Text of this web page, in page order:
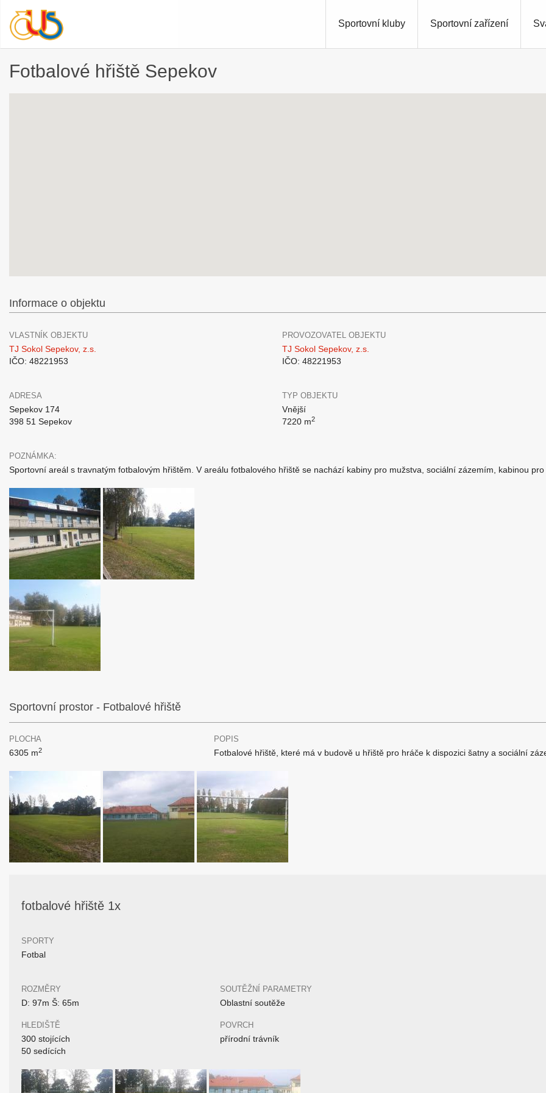
Sportovní kluby Sportovní zařízení
Fotbalové hřiště Sepekov
Informace o objektu
VLASTNÍK OBJEKTU
TJ Sokol Sepekov, z.s.
IČO: 48221953
PROVOZOVATEL OBJEKTU
TJ Sokol Sepekov, z.s.
IČO: 48221953
ADRESA
Sepekov 174
398 51 Sepekov
TYP OBJEKTU
Vnější
7220 m2
POZNÁMKA:
Sportovní areál s travnatým fotbalovým hřištěm. V areálu fotbalového hřiště se nachází kabiny pro mužstva, sociální zázemím, kabinou
Sportovní prostor - Fotbalové hřiště
PLOCHA
6305 m2
POPIS
Fotbalové hřiště, které má v budově u hřiště pro hráče k dispozici šatny a sociální
fotbalové hřiště 1x
SPORTY
Fotbal
ROZMĚRY
D: 97m Š: 65m
HLEDIŠTĚ
300 stojících
50 sedících
SOUTĚŽNÍ PARAMETRY
Oblastní soutěže
POVRCH
přírodní trávník